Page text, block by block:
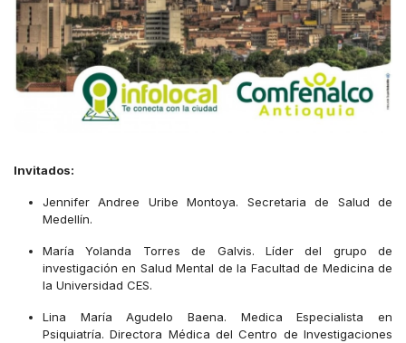
Invitados:
Jennifer Andree Uribe Montoya. Secretaria de Salud de
Medellín.
María Yolanda Torres de Galvis. Líder del grupo de
investigación en Salud Mental de la Facultad de Medicina de
la Universidad CES.
Lina María Agudelo Baena. Medica Especialista en
Psiquiatría. Directora Médica del Centro de Investigaciones